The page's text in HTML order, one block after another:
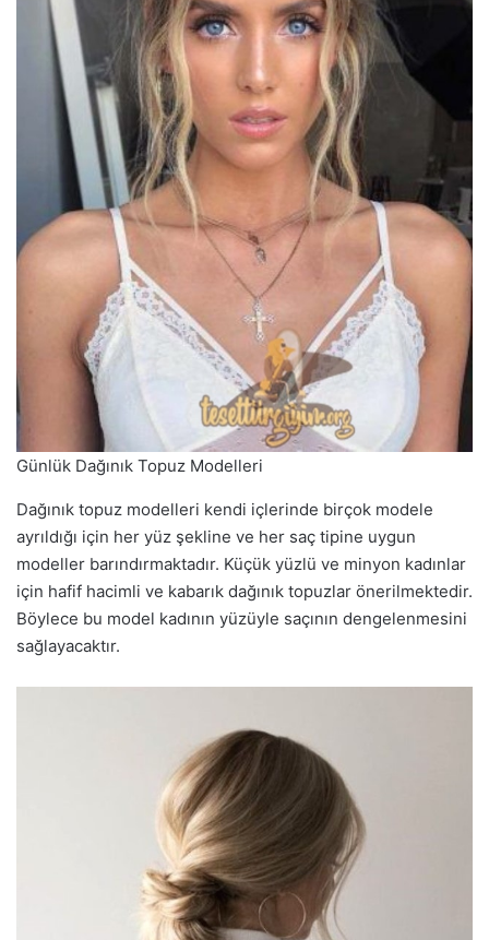
Günlük Dağınık Topuz Modelleri
Dağınık topuz modelleri kendi içlerinde birçok modele
ayrıldığı için her yüz şekline ve her saç tipine uygun
modeller barındırmaktadır. Küçük yüzlü ve minyon kadınlar
için hafif hacimli ve kabarık dağınık topuzlar önerilmektedir.
Böylece bu model kadının yüzüyle saçının dengelenmesini
sağlayacaktır.